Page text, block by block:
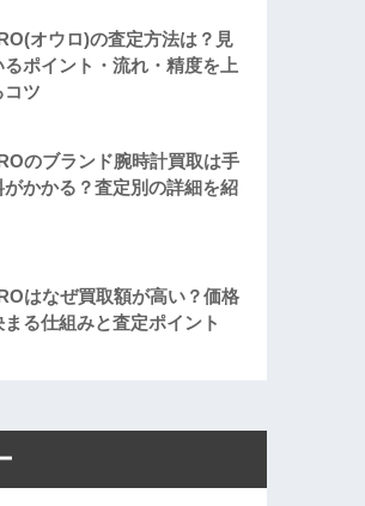
オウロ)の査定方法は？見
るポイント・流れ・精度を上
コツ
のブランド腕時計買取は手
がかかる？査定別の詳細を紹
はなぜ買取額が高い？価格
まる仕組みと査定ポイント